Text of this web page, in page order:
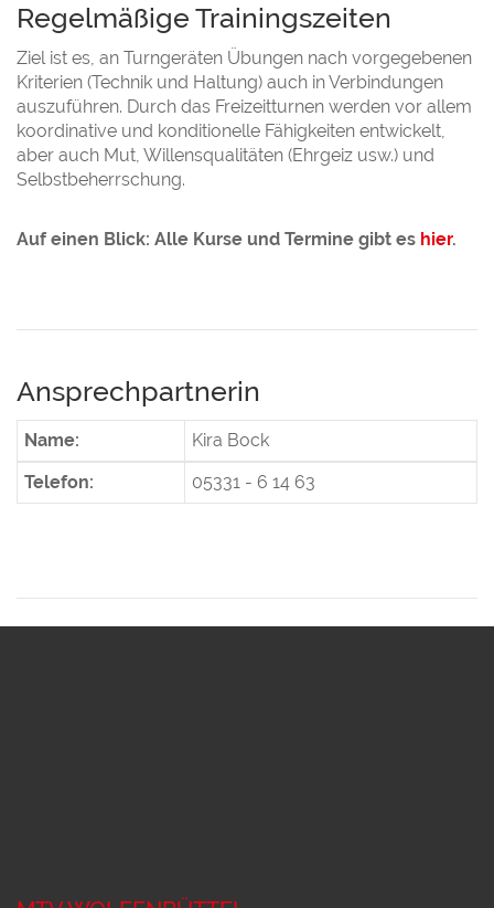
Regelmäßige Trainingszeiten
Ziel ist es, an Turngeräten Übungen nach vorgegebenen
Kriterien (Technik und Haltung) auch in Verbindungen
auszuführen. Durch das Freizeitturnen werden vor allem
koordinative und konditionelle Fähigkeiten entwickelt,
aber auch Mut, Willensqualitäten (Ehrgeiz usw.) und
Selbstbeherrschung.
Auf einen Blick: Alle Kurse und Termine gibt es hier.
Ansprechpartnerin
Name:
Kira Bock
Telefon:
05331 - 6 14 63